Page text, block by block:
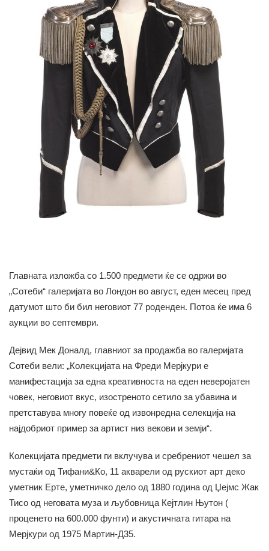
Главната изложба со 1.500 предмети ќе се одржи во
„Сотеби“ галеријата во Лондон во август, еден месец пред
датумот што би бил неговиот 77 роденден. Потоа ќе има 6
аукции во септември.
Дејвид Мек Доналд, главниот за продажба во галеријата
Сотеби вели: „Колекцијата на Фреди Мерјкури е
манифестација за една креативноста на еден неверојатен
човек, неговиот вкус, изостреното сетило за убавина и
претставува многу повеќе од извонредна селекција на
најдобриот пример за артист низ векови и земји“.
Колекцијата предмети ги вклучува и сребрениот чешел за
мустаќи од Тифани&Ко, 11 акварели од рускиот арт деко
уметник Ерте, уметничко дело од 1880 година од Џејмс Жак
Тисо од неговата муза и љубовница Кејтлин Њутон (
проценето на 600.000 фунти) и акустичната гитара на
Мерјкури од 1975 Мартин-Д35.